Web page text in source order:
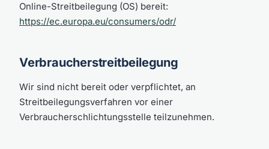
Online-Streitbeilegung (OS) bereit:
https://ec.europa.eu/consumers/odr/
Verbraucherstreitbeilegung
Wir sind nicht bereit oder verpflichtet, an
Streitbeilegungsverfahren vor einer
Verbraucherschlichtungsstelle teilzunehmen.